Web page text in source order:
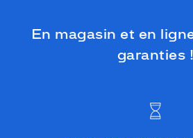
En magasin et en
garanties !